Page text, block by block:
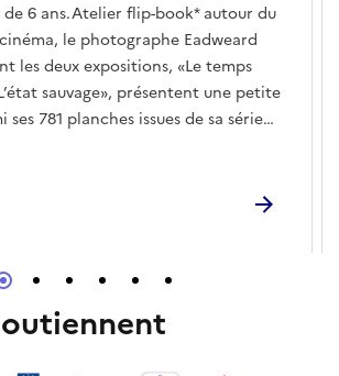
6 ans.Atelier flip-book* autour du
le photographe Eadweard
les deux expositions, «Le temps
sauvage», présentent une petite
781 planches issues de sa série
l’occasion de cet atelier.* (petit livret